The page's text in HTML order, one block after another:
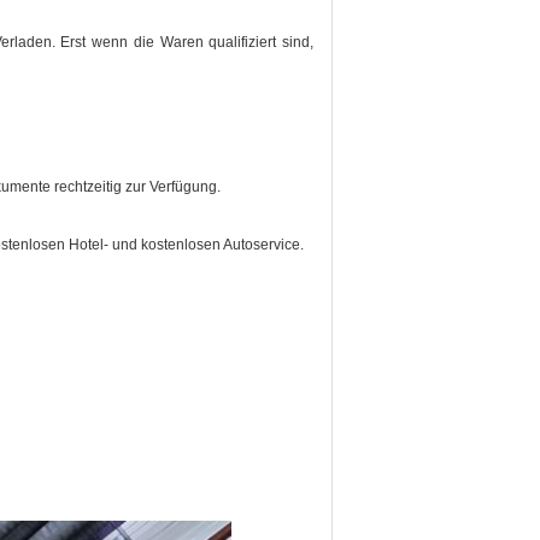
Erst wenn die Waren qualifiziert sind,
rechtzeitig zur Verfügung.
Hotel- und kostenlosen Autoservice.